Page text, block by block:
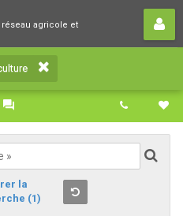
agricole et
du réseau agricole et
la
(1)